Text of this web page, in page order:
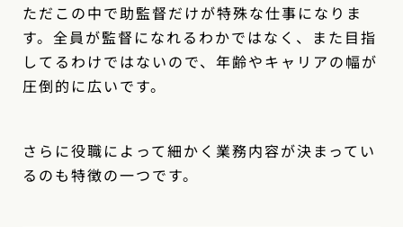
ただこの中で助監督だけが特殊な仕事になりま
す。全員が監督になれるわかではなく、また目指
してるわけではないので、年齢やキャリアの幅が
圧倒的に広いです。
さらに役職によって細かく業務内容が決まってい
るのも特徴の一つです。